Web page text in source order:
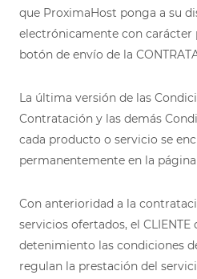
que ProximaHost ponga a su
electrónicamente con carácter
botón de envío de la
La última versión de las
Contratación y las demás
cada producto o servicio se
permanentemente en la
Con anterioridad a la
servicios ofertados, el CLIENTE
detenimiento las condiciones
regulan la prestación del